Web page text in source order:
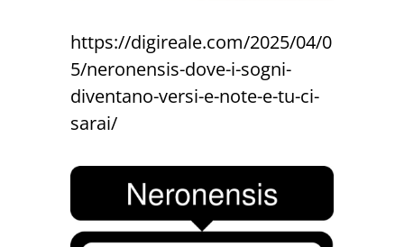
https://digireale.com/2025/04/0
5/neronensis-dove-i-sogni-
diventano-versi-e-note-e-tu-ci-
sarai/